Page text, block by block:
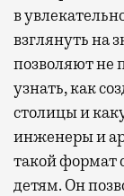
в
взглянуть на
позволяют не
узнать, как
столицы и
инженеры и
такой формат
детям. Он